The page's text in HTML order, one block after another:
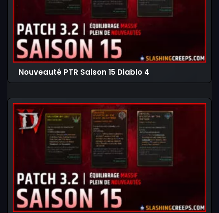
Nouveauté PTR Saison 15 Diablo 4